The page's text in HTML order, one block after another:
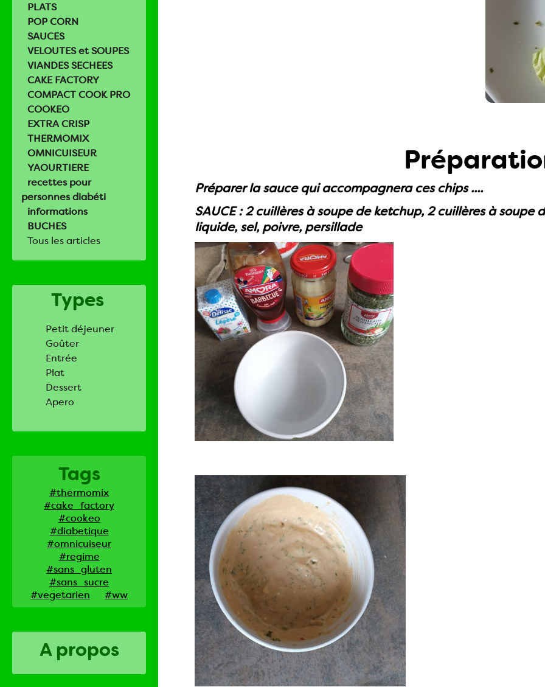
PLATS
POP CORN
SAUCES
VELOUTES et SOUPES
VIANDES SECHEES
CAKE FACTORY
COMPACT COOK PRO
COOKEO
EXTRA CRISP
THERMOMIX
OMNICUISEUR
YAOURTIERE
recettes pour
personnes diabéti
informations
BUCHES
Tous les articles
Types
Petit déjeuner
Goûter
Entrée
Plat
Dessert
Apero
Tags
#thermomix
#cake_factory
#cookeo
#diabetique
#omnicuiseur
#regime
#sans_gluten
#sans_sucre
#vegetarien
#ww
A propos
Préparer la sauce qui accompagnera ces chips ....
SAUCE : 2 cuillères à soupe de ketchup, 2 cuillères à
liquide, sel, poivre, persillade